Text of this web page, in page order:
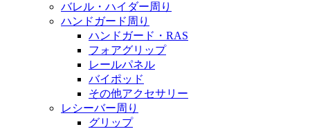
バレル・ハイダー周り
ハンドガード周り
ハンドガード・RAS
フォアグリップ
レールパネル
バイポッド
その他アクセサリー
レシーバー周り
グリップ